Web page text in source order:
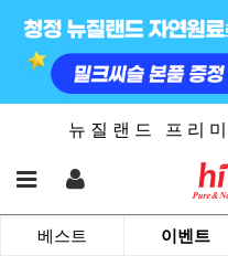
뉴 질 랜 드 프 리
베스트 이벤트